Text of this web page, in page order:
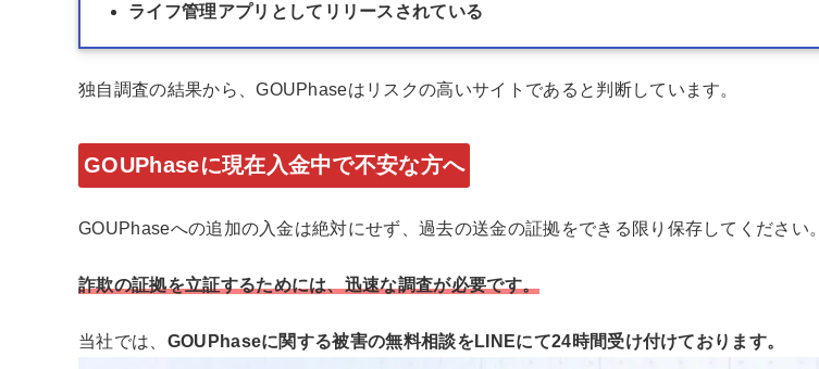
ライフ管理アプリとしてリリースされている
独自調査の結果から、GOUPhaseはリスクの高いサイトであると判断しています。
GOUPhaseに現在入金中で不安な方へ
GOUPhaseへの追加の入金は絶対にせず、過去の送金の証拠をできる限り保存してください。
詐欺の証拠を立証するためには、迅速な調査が必要です。
当社では、 GOUPhaseに関する被害の無料相談をLINEにて24時間受け付けております。